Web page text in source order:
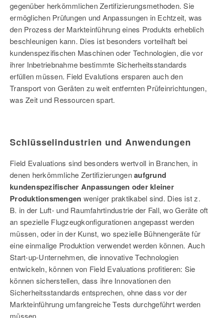
gegenüber herkömmlichen Zertifizierungsmethoden. Sie
ermöglichen Prüfungen und Anpassungen in Echtzeit, was
den Prozess der Markteinführung eines Produkts erheblich
beschleunigen kann. Dies ist besonders vorteilhaft bei
kundenspezifischen Maschinen oder Technologien, die vor
ihrer Inbetriebnahme bestimmte Sicherheitsstandards
erfüllen müssen. Field Evalutions ersparen auch den
Transport von Geräten zu weit entfernten Prüfeinrichtungen,
was Zeit und Ressourcen spart.
Schlüsselindustrien und Anwendungen
Field Evaluations sind besonders wertvoll in Branchen, in
denen herkömmliche Zertifizierungenaufgrund
kundenspezifischer Anpassungen oder kleiner
Produktionsmengen weniger praktikabel sind. Dies ist z.
B. in der Luft- und Raumfahrtindustrie der Fall, wo Geräte oft
an spezielle Flugzeugkonfigurationen angepasst werden
müssen, oder in der Kunst, wo spezielle Bühnengeräte für
eine einmalige Produktion verwendet werden können. Auch
Start-up-Unternehmen, die innovative Technologien
entwickeln, können von Field Evaluations profitieren: Sie
können sicherstellen, dass ihre Innovationen den
Sicherheitsstandards entsprechen, ohne dass vor der
Markteinführung umfangreiche Tests durchgeführt werden
müssen.